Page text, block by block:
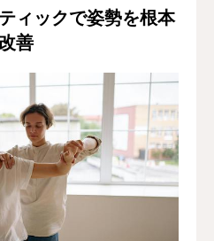
ィックで姿勢を根本
善